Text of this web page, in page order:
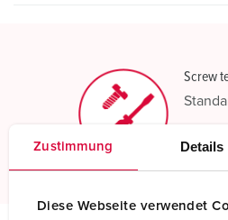
Zustimmung Details
Diese Webseite verwendet
Screw
Read